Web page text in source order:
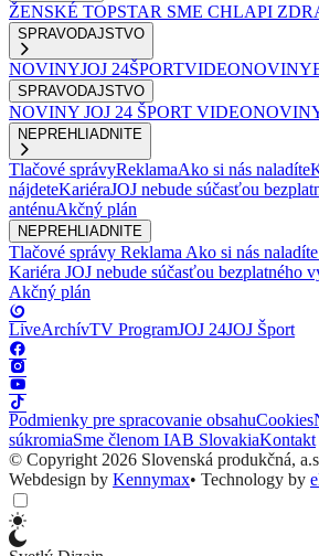
ŽENSKÉ TOPSTAR SME CHLAPI
SPRAVODAJSTVO
NOVINYJOJ 24ŠPORTVIDEONOVINY
SPRAVODAJSTVO
NOVINY JOJ 24 ŠPORT
NEPREHLIADNITE
Tlačové správyReklamaAko si nás naladíte
nájdeteKariéraJOJ nebude súčasťou
anténuAkčný plán
NEPREHLIADNITE
Tlačové správy Reklama Ako si nás naladíte
Kariéra JOJ nebude súčasťou bezplatného
Akčný plán
LiveArchívTV ProgramJOJ 24JOJ Šport
Podmienky pre spracovanie obsahuCookies
súkromiaSme členom IAB SlovakiaKontakt
© Copyright 2026 Slovenská produkčná,
Webdesign by Kennymax• Technology by